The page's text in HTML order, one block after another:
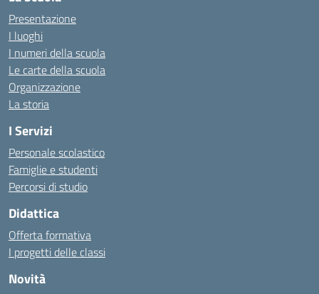
Presentazione
I luoghi
I numeri della scuola
Le carte della scuola
Organizzazione
La storia
I Servizi
Personale scolastico
Famiglie e studenti
Percorsi di studio
Didattica
Offerta formativa
I progetti delle classi
Novità